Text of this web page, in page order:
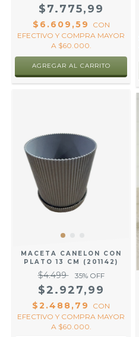
$7.775,99
$6.609,59
CON
EFECTIVO Y COMPRA MAYOR
A $60.000.
MACETA CANELON CON
PLATO 13 CM (201142)
$4.499 35% OFF
$2.927,99
$2.488,79
CON
EFECTIVO Y COMPRA MAYOR
A $60.000.